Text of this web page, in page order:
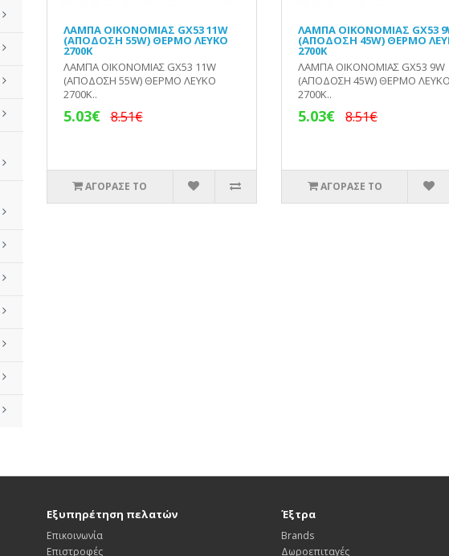
ΛΑΜΠΑ ΟΙΚΟΝΟΜΙΑΣ GX53 11W
(ΑΠΟΔΟΣΗ 55W) ΘΕΡΜΟ ΛΕΥΚΟ
2700Κ
ΛΑΜΠΑ ΟΙΚΟΝΟΜΙΑΣ GX53 11W
(ΑΠΟΔΟΣΗ 55W) ΘΕΡΜΟ ΛΕΥΚΟ
2700Κ..
5.03€ 8.51€
ΑΓΟΡΑΣΕ ΤΟ
ΛΑΜΠΑ ΟΙΚΟΝΟΜΙΑΣ GX53
(ΑΠΟΔΟΣΗ 45W) ΘΕΡΜΟ
2700Κ
ΛΑΜΠΑ ΟΙΚΟΝΟΜΙΑΣ GX53 9W
(ΑΠΟΔΟΣΗ 45W) ΘΕΡΜΟ ΛΕΥΚΟ
2700Κ..
5.03€ 8.51€
ΑΓΟΡΑΣΕ ΤΟ
Εξυπηρέτηση πελατών
Επικοινωνία
Επιστροφές
Έξτρα
Brands
Δωροεπιταγές